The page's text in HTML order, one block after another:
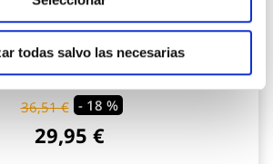
todas salvo las necesarias
PRECIO ESPECIAL
rellenable c/ruedas ø 33-50 mm
antracita import
Import
36,51 € - 18 %
29,95 €